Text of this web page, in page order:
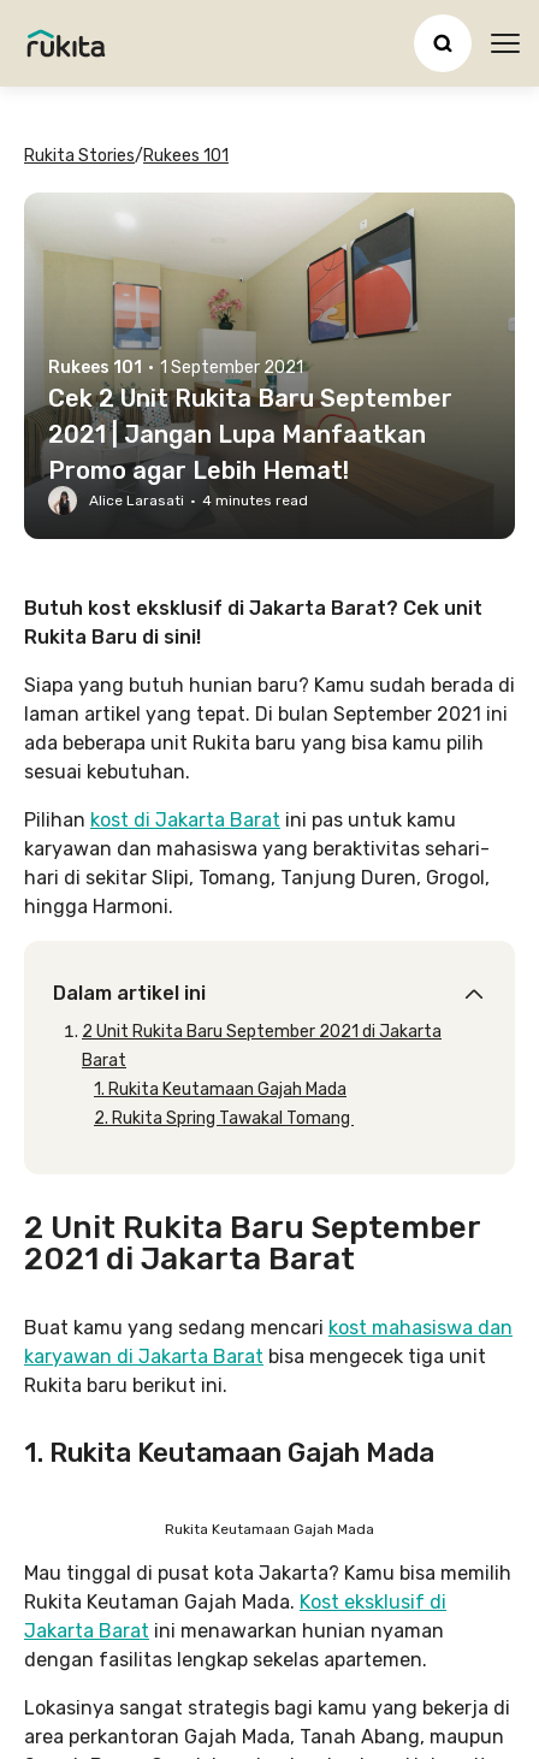
Rukita Stories/Rukees 101
Rukees 101 · 1 September 2021
Cek 2 Unit Rukita Baru September
2021 | Jangan Lupa Manfaatkan
Promo agar Lebih Hemat!
Alice Larasati · 4 minutes read
Butuh kost eksklusif di Jakarta Barat? Cek unit
Rukita Baru di sini!
Siapa yang butuh hunian baru? Kamu sudah berada di
laman artikel yang tepat. Di bulan September 2021 ini
ada beberapa unit Rukita baru yang bisa kamu pilih
sesuai kebutuhan.
Pilihan kost di Jakarta Barat ini pas untuk kamu
karyawan dan mahasiswa yang beraktivitas sehari-
hari di sekitar Slipi, Tomang, Tanjung Duren, Grogol,
hingga Harmoni.
Dalam artikel ini
2 Unit Rukita Baru September 2021 di Jakarta
Barat
1. Rukita Keutamaan Gajah Mada
2. Rukita Spring Tawakal Tomang
2 Unit Rukita Baru September
2021 di Jakarta Barat
Buat kamu yang sedang mencari kost mahasiswa dan
karyawan di Jakarta Barat bisa mengecek tiga unit
Rukita baru berikut ini.
1. Rukita Keutamaan Gajah Mada
Rukita Keutamaan Gajah Mada
Mau tinggal di pusat kota Jakarta? Kamu bisa memilih
Rukita Keutaman Gajah Mada. Kost eksklusif di
Jakarta Barat ini menawarkan hunian nyaman
dengan fasilitas lengkap sekelas apartemen.
Lokasinya sangat strategis bagi kamu yang bekerja di
area perkantoran Gajah Mada, Tanah Abang, maupun